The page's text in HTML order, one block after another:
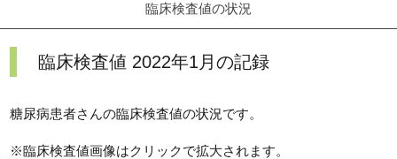
臨床検査値の状況
臨床検査値 2022年1月の記録
糖尿病患者さんの臨床検査値の状況です。
※臨床検査値画像はクリックで拡大されます。